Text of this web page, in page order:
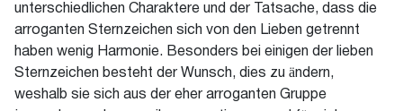
unterschiedlichen Charaktere und der Tatsache, dass die
arroganten Sternzeichen sich von den Lieben getrennt
haben wenig Harmonie. Besonders bei einigen der lieben
Sternzeichen besteht der Wunsch, dies zu ändern,
weshalb sie sich aus der eher arroganten Gruppe